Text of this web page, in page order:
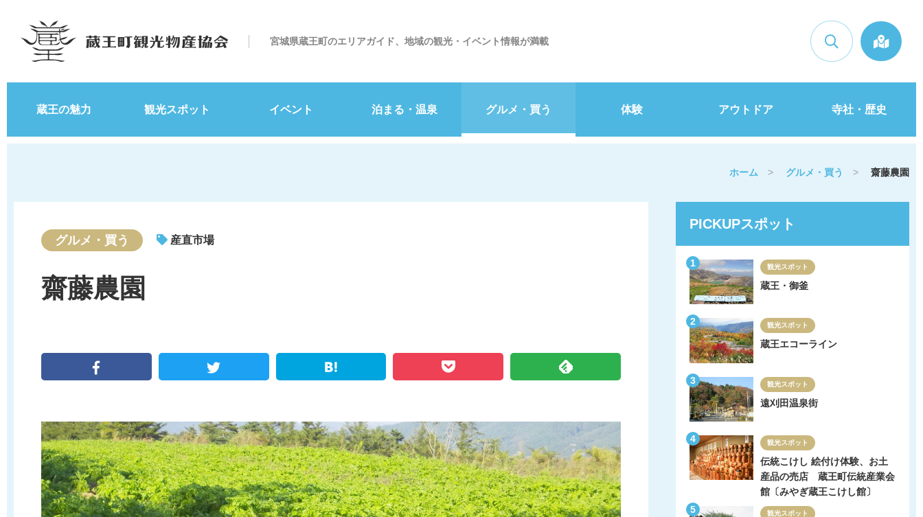
宮城県蔵王町のエリアガイド、地域の観光・イベント情報が満載 検索
蔵王の魅力 観光スポット イベント 泊まる・温泉 グルメ・買う 体験 アウトドア 寺社・歴史
ホーム > グルメ・買う > 齋藤農園
グルメ・買う 産直市場
齋藤農園
PICKUPスポット
観光スポット
蔵王・御釜
観光スポット
蔵王エコーライン
観光スポット
遠刈田温泉街
観光スポット
伝統こけし 絵付け体験、お土
産品の売店 蔵王町伝統産業会
館〔みやぎ蔵王こけし館〕
観光スポット